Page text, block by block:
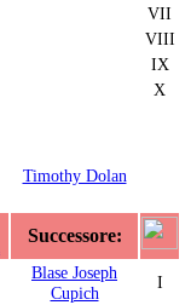
VII
VIII
IX
X
Timothy Dolan
Successore:
Blase Joseph
Cupich
I